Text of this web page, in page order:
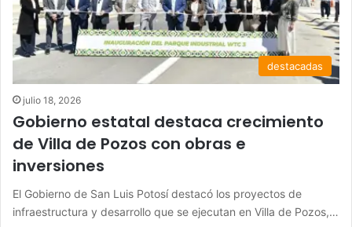
destacadas
julio 18, 2026
Gobierno estatal destaca crecimiento
de Villa de Pozos con obras e
inversiones
El Gobierno de San Luis Potosí destacó los proyectos de
infraestructura y desarrollo que se ejecutan en Villa de Pozos,…